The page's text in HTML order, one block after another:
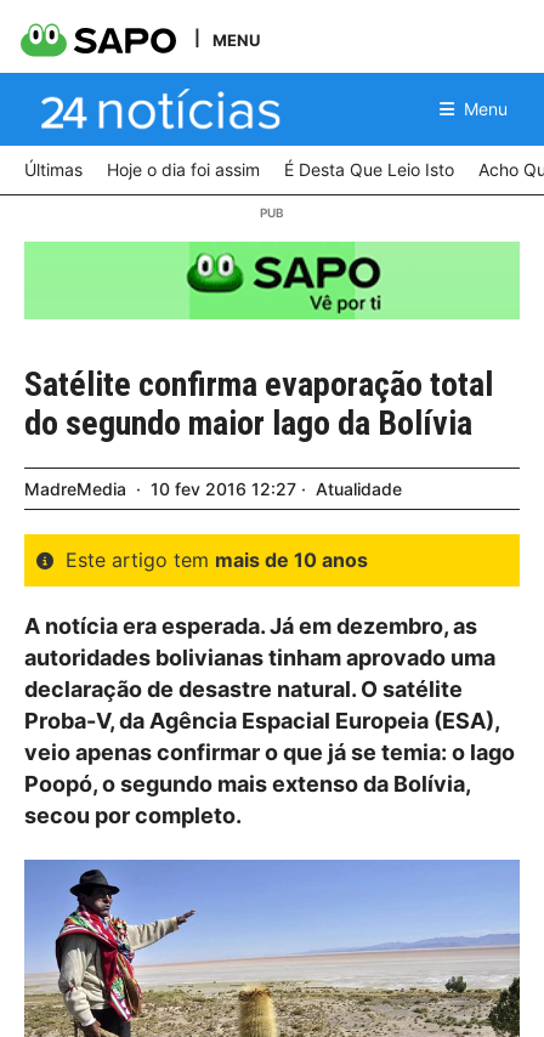
MENU
Menu
Últimas Hoje o dia foi assim É Desta Que Leio Isto Acho
Satélite confirma evaporação total
do segundo maior lago da Bolívia
MadreMedia 10 fev 2016 12:27 Atualidade
Este artigo tem mais de 10 anos
A notícia era esperada. Já em dezembro, as
autoridades bolivianas tinham aprovado uma
declaração de desastre natural. O satélite
Proba-V, da Agência Espacial Europeia (ESA),
veio apenas confirmar o que já se temia: o lago
Poopó, o segundo mais extenso da Bolívia,
secou por completo.